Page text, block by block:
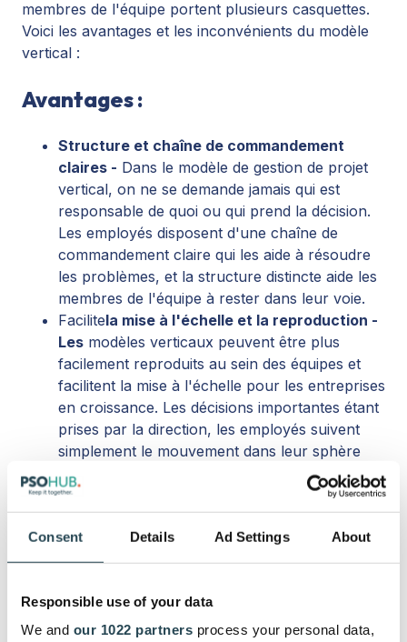
Consent Details Ad Settings About
Responsible use of your data
We and our 1022 partners process your personal data,
membres de l'équipe portent plusieurs casquettes.
Voici les avantages et les inconvénients du modèle
vertical :
Avantages :
Structure et chaîne de commandement
claires - Dans le modèle de gestion de projet
vertical, on ne se demande jamais qui est
responsable de quoi ou qui prend la décision.
Les employés disposent d'une chaîne de
commandement claire qui les aide à résoudre
les problèmes, et la structure distincte aide les
membres de l'équipe à rester dans leur voie.
Facilitela mise à l'échelle et la reproduction -
Les modèles verticaux peuvent être plus
facilement reproduits au sein des équipes et
facilitent la mise à l'échelle pour les entreprises
en croissance. Les décisions importantes étant
prises par la direction, les employés suivent
simplement le mouvement dans leur sphère
d'influence à mesure qu'ils acceptent de
nouveaux clients.
Responsabilisation accrue -Au lieu d'une
structure plus fluide où les individus peuvent
verticaux définissent clairement les niveaux de
responsabilité. Il est plus facile, dans un